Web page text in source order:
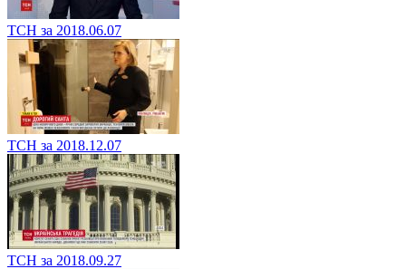
ТСН за 2018.06.07
ТСН за 2018.12.07
ТСН за 2018.09.27